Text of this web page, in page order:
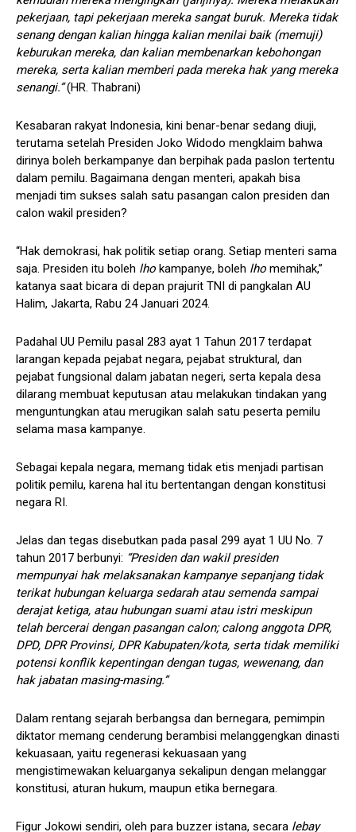
pekerjaan, tapi pekerjaan mereka sangat buruk. Mereka tidak
senang dengan kalian hingga kalian menilai baik (memuji)
keburukan mereka, dan kalian membenarkan kebohongan
mereka, serta kalian memberi pada mereka hak yang mereka
senangi.”(HR. Thabrani)
Kesabaran rakyat Indonesia, kini benar-benar sedang diuji,
terutama setelah Presiden Joko Widodo mengklaim bahwa
dirinya boleh berkampanye dan berpihak pada paslon tertentu
dalam pemilu. Bagaimana dengan menteri, apakah bisa
menjadi tim sukses salah satu pasangan calon presiden dan
calon wakil presiden?
“Hak demokrasi, hak politik setiap orang. Setiap menteri sama
saja. Presiden itu boleh lho kampanye, boleh lho memihak,”
katanya saat bicara di depan prajurit TNI di pangkalan AU
Halim, Jakarta, Rabu 24 Januari 2024.
Padahal UU Pemilu pasal 283 ayat 1 Tahun 2017 terdapat
larangan kepada pejabat negara, pejabat struktural, dan
pejabat fungsional dalam jabatan negeri, serta kepala desa
dilarang membuat keputusan atau melakukan tindakan yang
menguntungkan atau merugikan salah satu peserta pemilu
selama masa kampanye.
Sebagai kepala negara, memang tidak etis menjadi partisan
politik pemilu, karena hal itu bertentangan dengan konstitusi
negara RI.
Jelas dan tegas disebutkan pada pasal 299 ayat 1 UU No. 7
tahun 2017 berbunyi: “Presiden dan wakil presiden
mempunyai hak melaksanakan kampanye sepanjang tidak
terikat hubungan keluarga sedarah atau semenda sampai
derajat ketiga, atau hubungan suami atau istri meskipun
telah bercerai dengan pasangan calon; calong anggota DPR,
DPD, DPR Provinsi, DPR Kabupaten/kota, serta tidak memiliki
potensi konflik kepentingan dengan tugas, wewenang, dan
hak jabatan masing-masing.”
Dalam rentang sejarah berbangsa dan bernegara, pemimpin
diktator memang cenderung berambisi melanggengkan dinasti
kekuasaan, yaitu regenerasi kekuasaan yang
mengistimewakan keluarganya sekalipun dengan melanggar
konstitusi, aturan hukum, maupun etika bernegara.
Figur Jokowi sendiri, oleh para buzzer istana, secara lebay